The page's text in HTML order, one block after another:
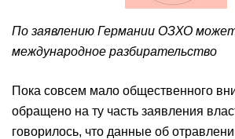
По заявлению Германии ОЗХО
международное разбирательство
Пока совсем мало общественного
обращено на ту часть заявления
говорилось, что данные об